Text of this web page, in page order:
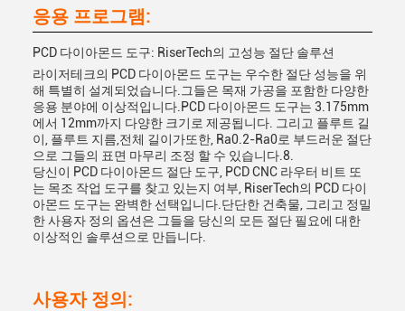
응용 프로그램:
PCD 다이아몬드 도구: RiserTech의 고성능 절단 솔루션
라이저테크의 PCD 다이아몬드 도구는 우수한 절단 성능을 위
해 특별히 설계되었습니다.그들은 목재 가공을 포함한 다양한
응용 분야에 이상적입니다.PCD 다이아몬드 도구는 3.175mm
에서 12mm까지 다양한 크기로 제공됩니다. 그리고 플루트 길
이, 플루트 지름,전체 길이가또한, Ra0.2-Ra0로 부드러운 절단
으로 그들의 표면 마무리 조정 할 수 있습니다.8.
당신이 PCD 다이아몬드 절단 도구, PCD CNC 라우터 비트 또
는 목조 작업 도구를 찾고 있는지 여부, RiserTech의 PCD 다이
아몬드 도구는 완벽한 선택입니다.단단한 건축물, 그리고 정밀
한 사용자 정의 옵션은 그들을 당신의 모든 절단 필요에 대한
이상적인 솔루션으로 만듭니다.
사용자 정의: